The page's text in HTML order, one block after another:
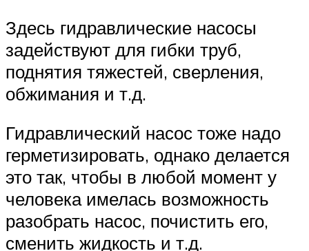
Здесь гидравлические насосы
задействуют для гибки труб,
поднятия тяжестей, сверления,
обжимания и т.д.
Гидравлический насос тоже надо
герметизировать, однако делается
это так, чтобы в любой момент у
человека имелась возможность
разобрать насос, почистить его,
сменить жидкость и т.д.